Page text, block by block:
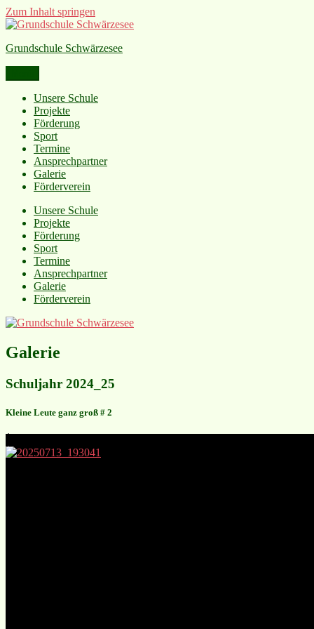
Zum Inhalt springen
Grundschule Schwärzesee
Unsere Schule
Projekte
Förderung
Sport
Termine
Ansprechpartner
Galerie
Förderverein
Unsere Schule
Projekte
Förderung
Sport
Termine
Ansprechpartner
Galerie
Förderverein
Galerie
Schuljahr 2024_25
Kleine Leute ganz groß # 2